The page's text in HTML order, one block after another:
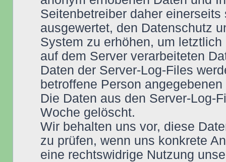
Seitenbetreiber daher
ausgewertet, den Datenschutz
System zu erhöhen, um
auf dem Server verarbeiteten
Daten der Server-Log-Files
betroffene Person
Die Daten aus den Server-Log-
Woche gelöscht.
Wir behalten uns vor, diese
zu prüfen, wenn uns konkrete
eine rechtswidrige Nutzung